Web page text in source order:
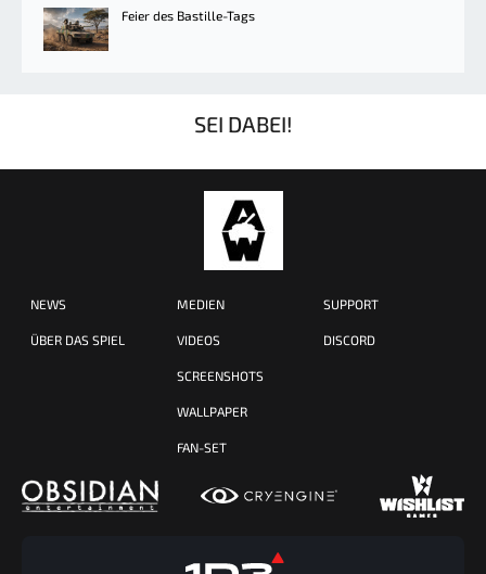
Feier des Bastille-Tags
SEI DABEI!
NEWS
ÜBER DAS SPIEL
MEDIEN
VIDEOS
SCREENSHOTS
WALLPAPER
FAN-SET
SUPPORT
DISCORD